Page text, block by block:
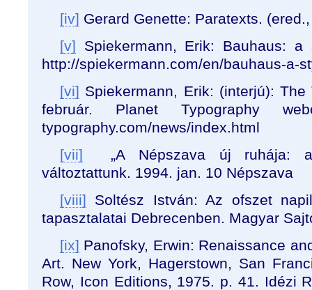
[iv] Gerard Genette: Paratexts.
[v] Spiekermann, Erik: Bauhaus: a
http://spiekermann.com/en/bauhaus-a-
[vi] Spiekermann, Erik: (interjú):
február. Planet Typography
typography.com/news/index.html
[vii] „A Népszava új ruhája: a
változtattunk. 1994. jan. 10 Népszava
[viii] Soltész István: Az ofszet
tapasztalatai Debrecenben. Magyar
[ix] Panofsky, Erwin: Renaissance
Art. New York, Hagerstown, San
Row, Icon Editions, 1975. p. 41. Idézi